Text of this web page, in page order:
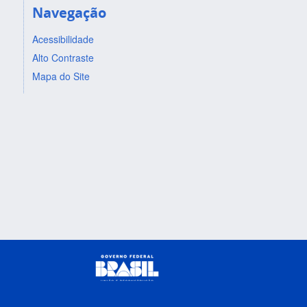
Navegação
Acessibilidade
Alto Contraste
Mapa do Site